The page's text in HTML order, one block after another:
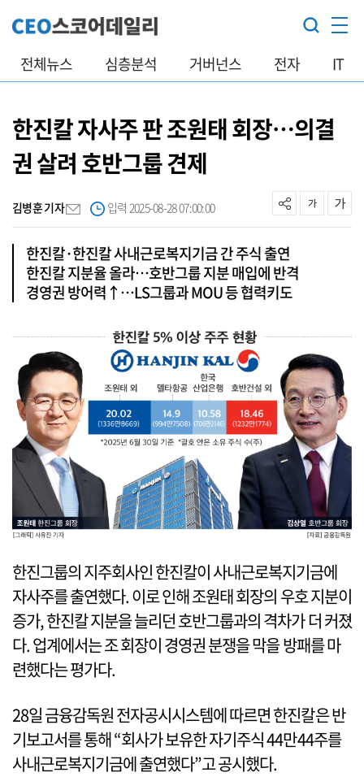
전체뉴스 심층분석 거버넌스 전자 IT
한진칼 자사주 판 조원태 회장…의결
권 살려 호반그룹 견제
김병훈 기자 입력 2025-08-28 07:00:00
한진칼·한진칼 사내근로복지기금 간 주식 출연
한진칼 지분율 올라…호반그룹 지분 매입에 반격
경영권 방어력↑…LS그룹과 MOU 등 협력키도
한진그룹의 지주회사인 한진칼이 사내근로복지기금에
자사주를 출연했다. 이로 인해 조원태 회장의 우호 지분이
증가, 한진칼 지분을 늘리던 호반그룹과의 격차가 더 커졌
다. 업계에서는 조 회장이 경영권 분쟁을 막을 방패를 마
련했다는 평가다.
28일 금융감독원 전자공시시스템에 따르면 한진칼은 반
기보고서를 통해 “회사가 보유한 자기주식 44만44주를
사내근로복지기금에 출연했다”고 공시했다.